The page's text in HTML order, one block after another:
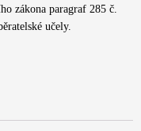
zákona paragraf 285 č.
učely.